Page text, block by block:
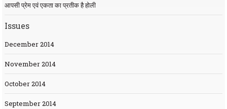
आपसी प्रेम एवं एकता का प्रतीक है होली
Issues
December 2014
November 2014
October 2014
September 2014